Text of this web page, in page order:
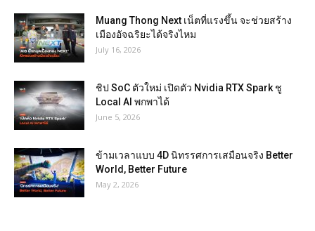
Muang Thong Next เน็ตที่แรงขึ้น จะช่วยสร้าง
เมืองอัจฉริยะได้จริงไหม
July 16, 2026
ชิป SoC ตัวใหม่ เปิดตัว Nvidia RTX Spark ชู
Local AI พกพาได้
June 5, 2026
ข้ามเวลาแบบ 4D นิทรรศการเสมือนจริง Better
World, Better Future
May 2, 2026